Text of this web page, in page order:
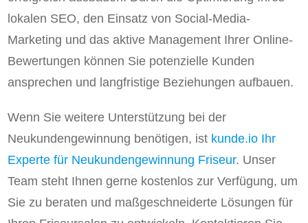
lokalen SEO, den Einsatz von Social-Media-
Marketing und das aktive Management Ihrer Online-
Bewertungen können Sie potenzielle Kunden
ansprechen und langfristige Beziehungen aufbauen.
Wenn Sie weitere Unterstützung bei der
Neukundengewinnung benötigen, ist kunde.io Ihr
Experte für Neukundengewinnung Friseur. Unser
Team steht Ihnen gerne kostenlos zur Verfügung, um
Sie zu beraten und maßgeschneiderte Lösungen für